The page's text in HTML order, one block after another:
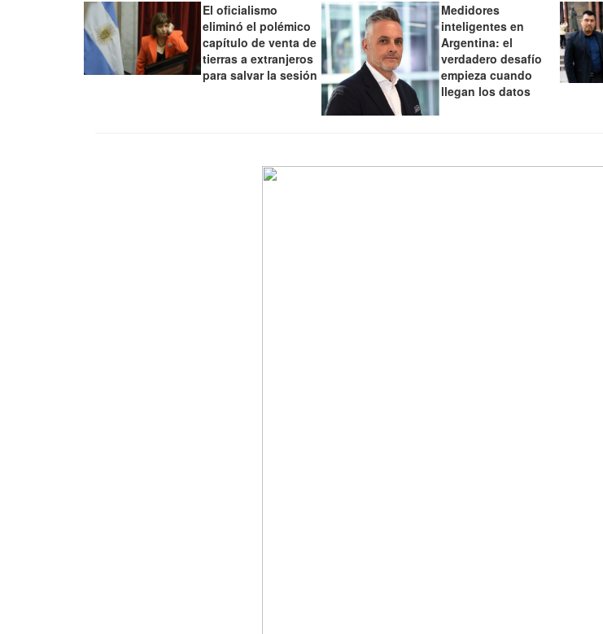
El oficialismo
eliminó el polémico
capítulo de venta de
tierras a extranjeros
para salvar la sesión
Medidores
inteligentes en
Argentina: el
verdadero desafío
empieza cuando
llegan los datos